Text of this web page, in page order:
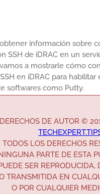
información sobre
SSH de iDRAC en un
a mostrarle cómo
en iDRAC para
softwares como Putty.
DERECHOS DE AUTOR ©
TODOS LOS DERECHOS
PARTE DE ESTA
SER REPRODUCIDA,
TRANSMITIDA EN
O POR CUALQUIER